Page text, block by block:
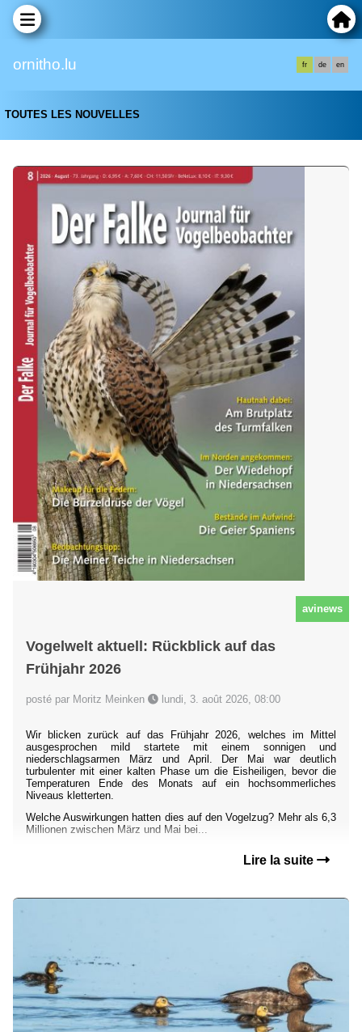
ornitho.lu fr de en
TOUTES LES NOUVELLES
avinews
Vogelwelt aktuell: Rückblick auf das
Frühjahr 2026
posté par Moritz Meinken lundi, 3. août 2026, 08:00
Wir blicken zurück auf das Frühjahr 2026, welches im Mittel
ausgesprochen mild startete mit einem sonnigen und
niederschlagsarmen März und April. Der Mai war deutlich
turbulenter mit einer kalten Phase um die Eisheiligen, bevor die
Temperaturen Ende des Monats auf ein hochsommerliches
Niveaus kletterten.
Welche Auswirkungen hatten dies auf den Vogelzug? Mehr als 6,3
Millionen zwischen März und Mai bei...
Lire la suite